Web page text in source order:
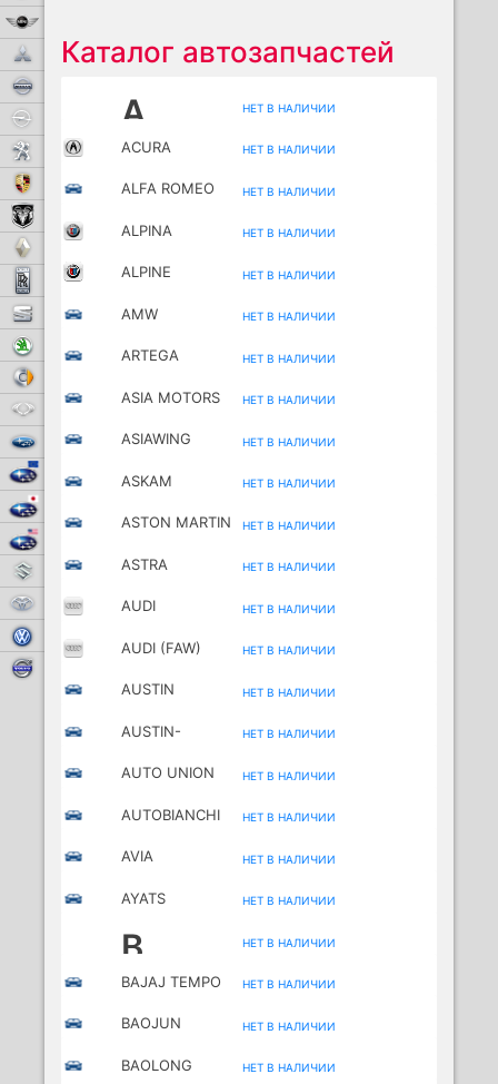
Mitsubishi
Peugeot
Porsche
Rolls-Royce
SEAT
Subaru
Subaru Europe
Suzuki
Toyota
Каталог автозапчастей
A НЕТ В НАЛИЧИИ
ACURA НЕТ В НАЛИЧИИ
ALFA ROMEO НЕТ В НАЛИЧИИ
ALPINA НЕТ В НАЛИЧИИ
ALPINE НЕТ В НАЛИЧИИ
AMW НЕТ В НАЛИЧИИ
ARTEGA НЕТ В НАЛИЧИИ
ASIA MOTORS НЕТ В НАЛИЧИИ
ASIAWING
НЕТ В НАЛИЧИИ
ASKAM
O)
НЕТ В НАЛИЧИИ
ASTON MARTIN НЕТ В НАЛИЧИИ
ASTRA НЕТ В НАЛИЧИИ
AUDI НЕТ В НАЛИЧИИ
AUDI (FAW) НЕТ В НАЛИЧИИ
AUSTIN НЕТ В НАЛИЧИИ
AUSTIN-
НЕТ В НАЛИЧИИ
AUTO UNION НЕТ В НАЛИЧИИ
AUTOBIANCHI НЕТ В НАЛИЧИИ
AVIA НЕТ В НАЛИЧИИ
AYATS НЕТ В НАЛИЧИИ
B НЕТ В НАЛИЧИИ
BAJAJ TEMPO НЕТ В НАЛИЧИИ
BAOJUN
НЕТ В НАЛИЧИИ
BAOLONG НЕТ В НАЛИЧИИ